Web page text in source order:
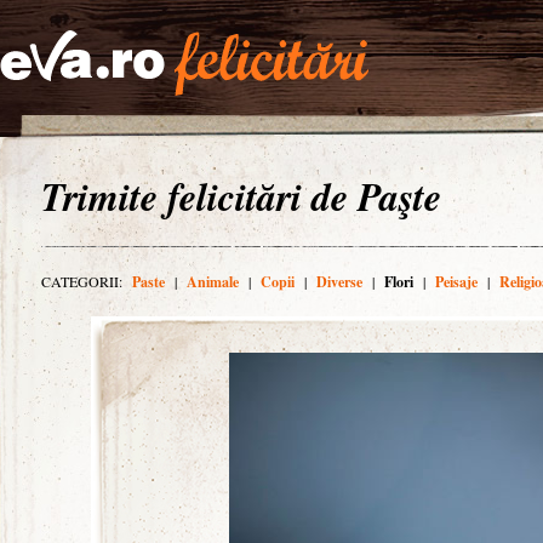
Trimite felicitări de Paşte
CATEGORII: Paste | Animale | Copii | Diverse | Flori | Peisaje |